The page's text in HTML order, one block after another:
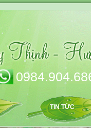
TIN TỨC